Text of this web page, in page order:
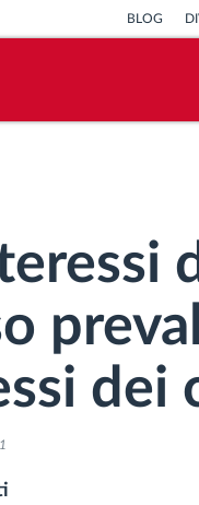
BLOG
di guida
forza lavorodei